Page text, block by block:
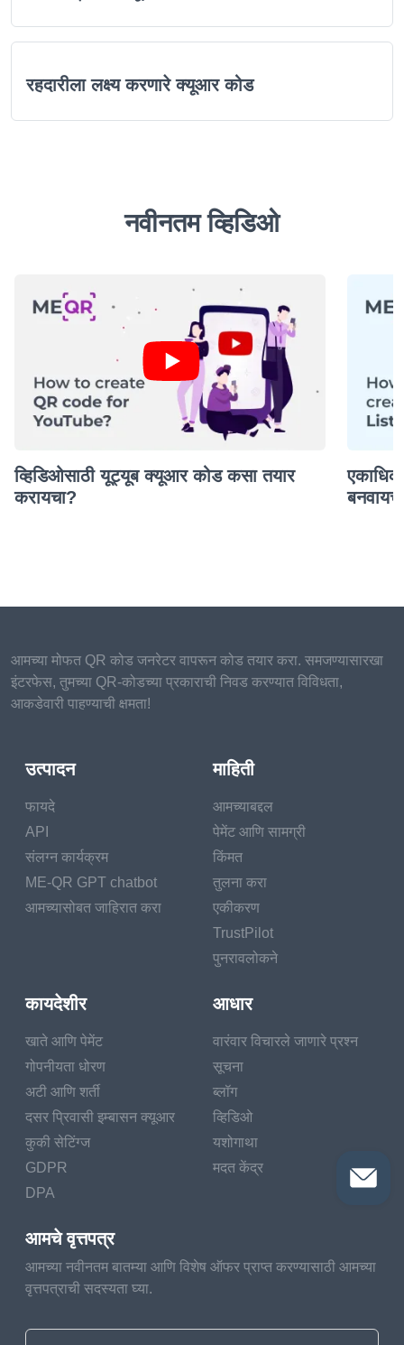
रहदारीला लक्ष्य करणारे क्यूआर कोड
नवीनतम व्हिडिओ
व्हिडिओसाठी यूट्यूब क्यूआर कोड कसा तयार
करायचा?
आमच्या मोफत QR कोड जनरेटर वापरून कोड तयार करा. समजण्यासारखा
इंटरफेस, तुमच्या QR-कोडच्या प्रकाराची निवड करण्यात विविधता,
आकडेवारी पाहण्याची क्षमता!
उत्पादन
फायदे
API
संलग्न कार्यक्रम
ME-QR GPT chatbot
आमच्यासोबत जाहिरात करा
माहिती
आमच्याबद्दल
पेमेंट आणि सामग्री
किंमत
तुलना करा
एकीकरण
TrustPilot
पुनरावलोकने
कायदेशीर
खाते आणि पेमेंट
गोपनीयता धोरण
अटी आणि शर्ती
दसर प्रिवासी इम्बासन क्यूआर
कुकी सेटिंग्ज
GDPR
DPA
आधार
वारंवार विचारले जाणारे प्रश्न
सूचना
ब्लॉग
व्हिडिओ
यशोगाथा
मदत केंद्र
आमचे वृत्तपत्र
आमच्या नवीनतम बातम्या आणि विशेष ऑफर प्राप्त करण्यासाठी आमच्या
वृत्तपत्राची सदस्यता घ्या.